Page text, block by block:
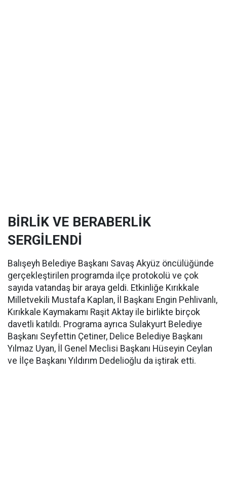
BİRLİK VE BERABERLİK
SERGİLENDİ
Balışeyh Belediye Başkanı Savaş Akyüz öncülüğünde
gerçekleştirilen programda ilçe protokolü ve çok
sayıda vatandaş bir araya geldi. Etkinliğe Kırıkkale
Milletvekili Mustafa Kaplan, İl Başkanı Engin Pehlivanlı,
Kırıkkale Kaymakamı Raşit Aktay ile birlikte birçok
davetli katıldı. Programa ayrıca Sulakyurt Belediye
Başkanı Seyfettin Çetiner, Delice Belediye Başkanı
Yılmaz Uyan, İl Genel Meclisi Başkanı Hüseyin Ceylan
ve İlçe Başkanı Yıldırım Dedelioğlu da iştirak etti.